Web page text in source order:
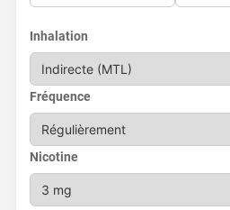
Inhalation
Fréquence
Nicotine